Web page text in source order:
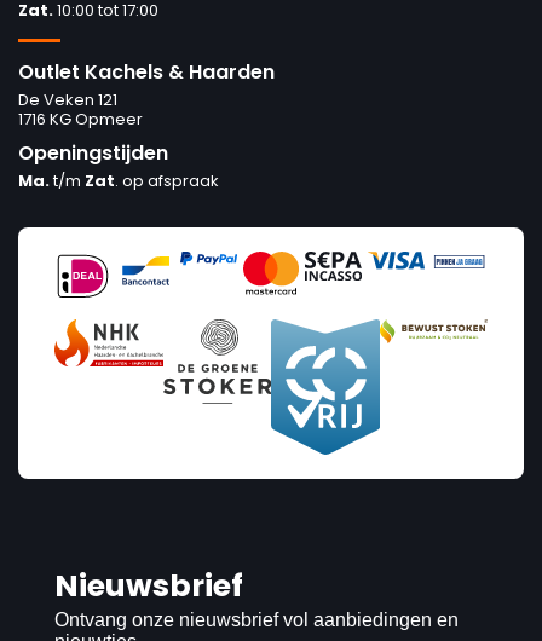
Zat.10:00 tot 17:00
Outlet Kachels & Haarden
De Veken 121
1716 KG Opmeer
Openingstijden
Ma.t/m Zat. op afspraak
Nieuwsbrief
Ontvang onze nieuwsbrief vol aanbiedingen en